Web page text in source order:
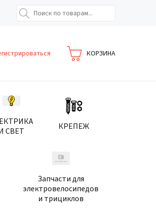
КОРЗИНА
СВЕТ
КРЕПЕЖ
Запчасти для
электровелосипедов
и трициклов